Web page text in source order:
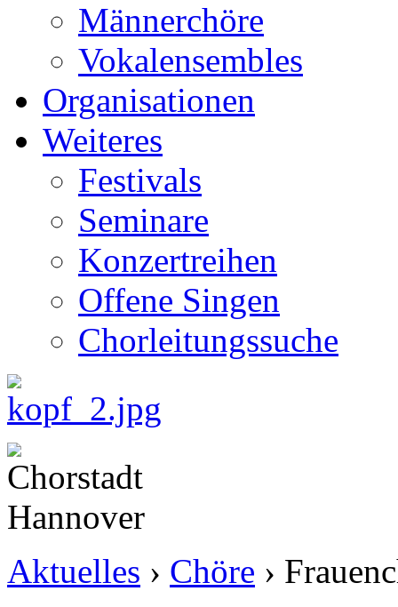
Männerchöre
Vokalensembles
Organisationen
Weiteres
Festivals
Seminare
Konzertreihen
Offene Singen
Chorleitungssuche
Aktuelles › Chöre ›